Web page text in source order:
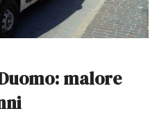
malore